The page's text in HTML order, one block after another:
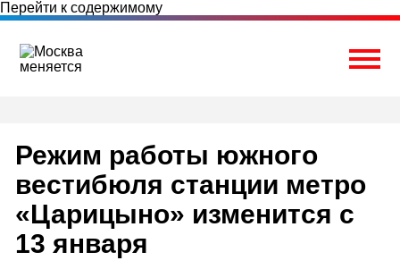
Перейти к содержимому
Режим работы южного
вестибюля станции метро
«Царицыно» изменится с
13 января